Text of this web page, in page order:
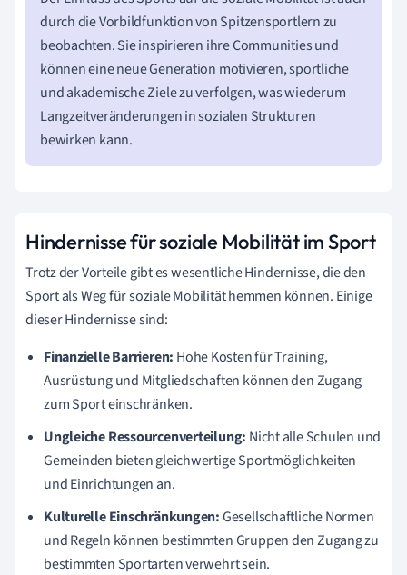
durch die Vorbildfunktion von Spitzensportlern zu
beobachten. Sie inspirieren ihre Communities und
können eine neue Generation motivieren, sportliche
und akademische Ziele zu verfolgen, was wiederum
Langzeitveränderungen in sozialen Strukturen
bewirken kann.
Hindernisse für soziale Mobilität im Sport
Trotz der Vorteile gibt es wesentliche Hindernisse, die den
Sport als Weg für soziale Mobilität hemmen können. Einige
dieser Hindernisse sind:
Finanzielle Barrieren: Hohe Kosten für Training,
Ausrüstung und Mitgliedschaften können den Zugang
zum Sport einschränken.
Ungleiche Ressourcenverteilung: Nicht alle Schulen und
Gemeinden bieten gleichwertige Sportmöglichkeiten
und Einrichtungen an.
Kulturelle Einschränkungen:Gesellschaftliche Normen
und Regeln können bestimmten Gruppen den Zugang zu
bestimmten Sportarten verwehrt sein.